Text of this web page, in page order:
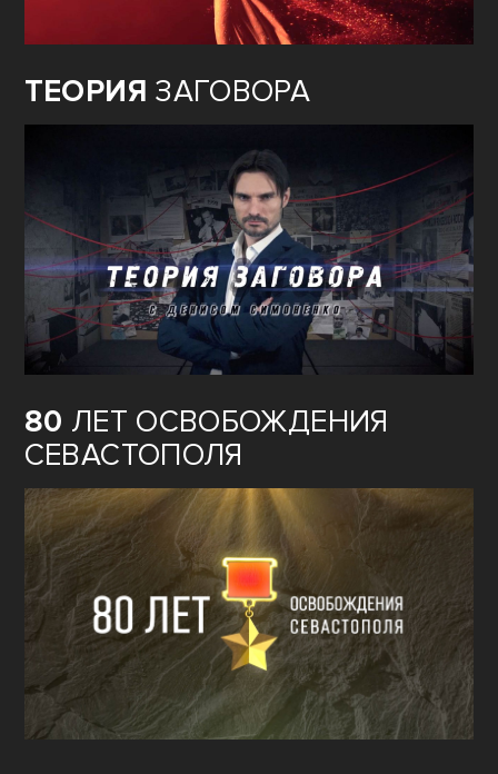
ТЕОРИЯ ЗАГОВОРА
80 ЛЕТ ОСВОБОЖДЕНИЯ
СЕВАСТОПОЛЯ